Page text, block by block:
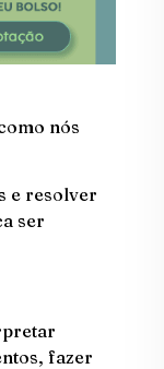
nós
e resolver
ser
fazer